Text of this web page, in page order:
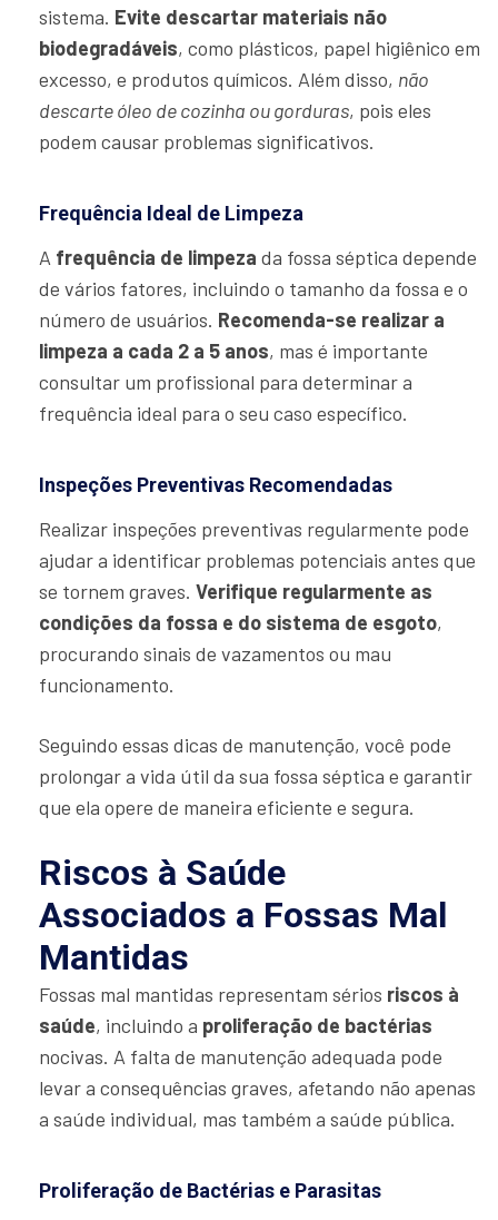
sistema. Evite descartar materiais não
biodegradáveis, como plásticos, papel higiênico em
excesso, e produtos químicos. Além disso, não
descarte óleo de cozinha ou gorduras, pois eles
podem causar problemas significativos.
Frequência Ideal de Limpeza
A frequência de limpeza da fossa séptica depende
de vários fatores, incluindo o tamanho da fossa e o
número de usuários. Recomenda-se realizar a
limpeza a cada 2 a 5 anos, mas é importante
consultar um profissional para determinar a
frequência ideal para o seu caso específico.
Inspeções Preventivas Recomendadas
Realizar inspeções preventivas regularmente pode
ajudar a identificar problemas potenciais antes que
se tornem graves. Verifique regularmente as
condições da fossa e do sistema de esgoto,
procurando sinais de vazamentos ou mau
funcionamento.
Seguindo essas dicas de manutenção, você pode
prolongar a vida útil da sua fossa séptica e garantir
que ela opere de maneira eficiente e segura.
Riscos à Saúde
Associados a Fossas Mal
Mantidas
Fossas mal mantidas representam sérios riscos à
saúde, incluindo a proliferação de bactérias
nocivas. A falta de manutenção adequada pode
levar a consequências graves, afetando não apenas
a saúde individual, mas também a saúde pública.
Proliferação de Bactérias e Parasitas